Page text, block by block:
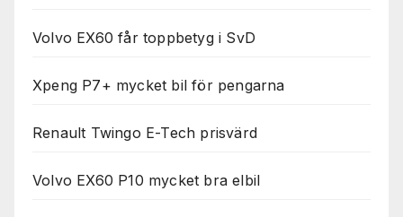
Volvo EX60 får toppbetyg i SvD
Xpeng P7+ mycket bil för pengarna
Renault Twingo E-Tech prisvärd
Volvo EX60 P10 mycket bra elbil